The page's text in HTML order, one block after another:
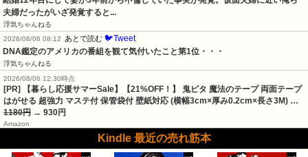
夫婦だったがいざ発覚すると...
浮気ちゃんねる
2026/08/06 08:12
あとで読む 🐦Tweet
DNA鑑定のアメリカの番組を観て気付いたこと第1位・・・
浮気ちゃんねる
2026/08/06 12:30時点
[PR] 【暮らし応援サマーSale】【21%OFF！】 鬼ピタ 魔法のテープ 両面テープ
はがせる 超強力 マステ付 保管袋付 壁紙対応 (横幅3cm×厚み0.2cm×長さ3M) …
1180円 → 930円
Amazon
Kindle 最近の売れ筋本